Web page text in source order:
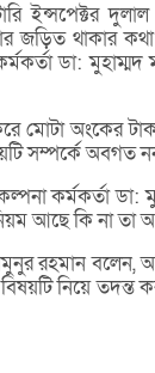
ইন্সপেক্টর
জড়িত থাকার
ডা:
মোটা অংকের
সম্পর্কে অবগত
কর্মকর্তা
আছে কি না তা
রহমান বলেন,
নিয়ে